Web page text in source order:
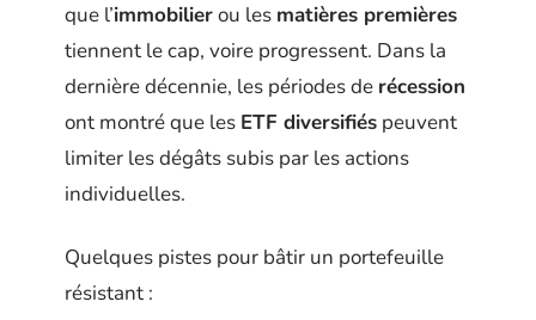
que l’immobilierou les matières premières
tiennent le cap, voire progressent. Dans la
dernière décennie, les périodes de récession
ont montré que les ETF diversifiés peuvent
limiter les dégâts subis par les actions
individuelles.
Quelques pistes pour bâtir un portefeuille
résistant :